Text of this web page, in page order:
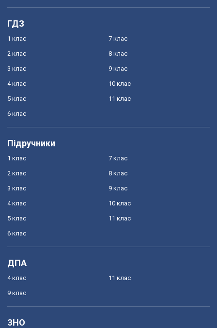
ГДЗ
1 клас
2 клас
3 клас
4 клас
5 клас
6 клас
7 клас
8 клас
9 клас
10 клас
11 клас
Підручники
1 клас
2 клас
3 клас
4 клас
5 клас
6 клас
7 клас
8 клас
9 клас
10 клас
11 клас
ДПА
4 клас
9 клас
11 клас
ЗНО